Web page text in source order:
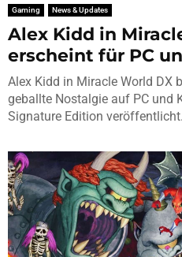
Gaming News & Updates
Alex Kidd in
erscheint für PC
Alex Kidd in Miracle World DX
geballte Nostalgie auf PC und
Signature Edition